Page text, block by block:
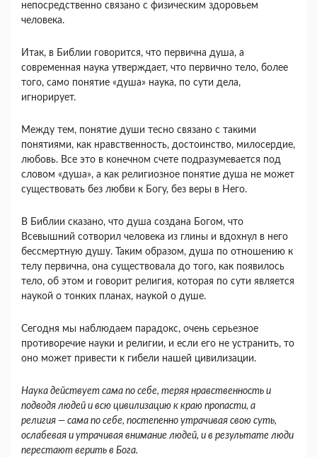
непосредственно связано с физическим здоровьем
человека.
Итак, в Библии говорится, что первична душа, а
современная наука утверждает, что первично тело, более
того, само понятие «душа» наука, по сути дела,
игнорирует.
Между тем, понятие души тесно связано с такими
понятиями, как нравственность, достоинство, милосердие,
любовь. Все это в конечном счете подразумевается под
словом «душа», а как религиозное понятие душа не может
существовать без любви к Богу, без веры в Него.
В Библии сказано, что душа создана Богом, что
Всевышний сотворил человека из глины и вдохнул в него
бессмертную душу. Таким образом, душа по отношению к
телу первична, она существовала до того, как появилось
тело, об этом и говорит религия, которая по сути является
наукой о тонких планах, наукой о душе.
Сегодня мы наблюдаем парадокс, очень серьезное
противоречие науки и религии, и если его не устранить, то
оно может привести к гибели нашей цивилизации.
Наука действует сама по себе, теряя нравственность и
подводя людей и всю цивилизацию к краю пропасти, а
религия — сама по себе, постепенно утрачивая свою суть,
ослабевая и утрачивая внимание людей, и в результате люди
перестают верить в Бога.